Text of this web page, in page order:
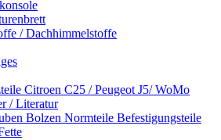
/ Dachhimmelstoffe
Citroen C25 / Peugeot J5/ WoMo
/ Literatur
Bolzen Normteile Befestigungsteile